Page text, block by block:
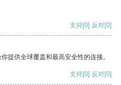
支持[0] 反对[0]
提供全球覆盖和最高安全性的连接。
支持[0] 反对[0]